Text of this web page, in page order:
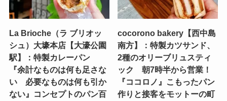
La Brioche（ラ ブリオッ
シュ）大壕本店【大濠公園
駅】：特製カレーパン
『余計なものは何も足さな
い 必要なものは何も引か
ない』コンセプトのパン百
cocorono bakery【西中島
南方】：特製カツサンド、
2種のオリーブリュスティ
ック 朝7時半から営業！
『ココロノ』こもったパン
作りと接客をモットーの町